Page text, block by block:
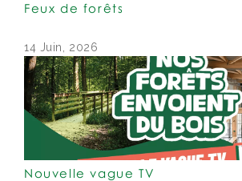
Feux de forêts
14 Juin, 2026
Nouvelle vague TV